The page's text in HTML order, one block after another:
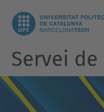
Servei de